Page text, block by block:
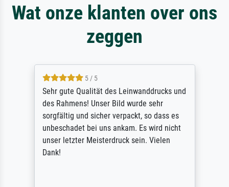
Wat onze klanten over ons
zeggen
5 / 5
Sehr gute Qualität des Leinwanddrucks und
des Rahmens! Unser Bild wurde sehr
sorgfältig und sicher verpackt, so dass es
unbeschadet bei uns ankam. Es wird nicht
unser letzter Meisterdruck sein. Vielen
Dank!